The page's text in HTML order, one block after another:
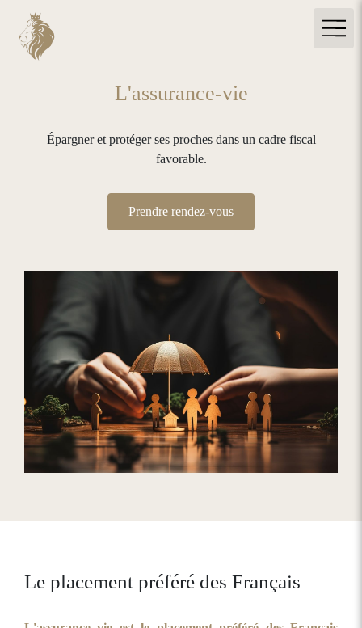
L'assurance-vie
Épargner et protéger ses proches dans un cadre fiscal
favorable.
Prendre rendez-vous
Le placement préféré des Français